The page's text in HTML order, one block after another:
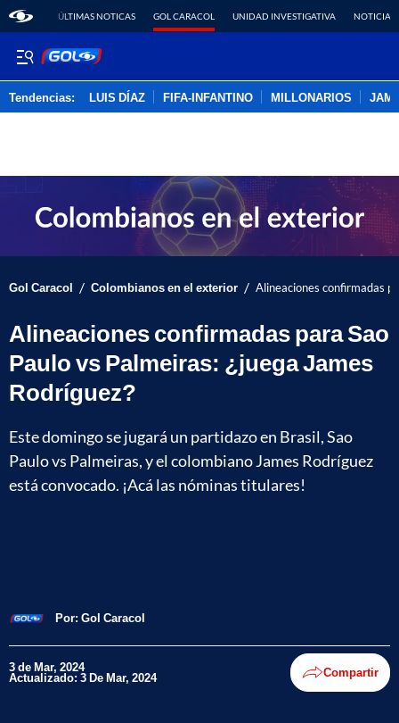
ÚLTIMAS NOTICAS GOL CARACOL UNIDAD INVESTIGATIVA NOTICIAS
Tendencias: LUIS DÍAZ FIFA-INFANTINO MILLONARIOS
Gol Caracol / Colombianos en el exterior / Alineaciones confirmadas
Alineaciones confirmadas para Sao
Paulo vs Palmeiras: ¿juega James
Rodríguez?
Este domingo se jugará un partidazo en Brasil, Sao
Paulo vs Palmeiras, y el colombiano James Rodríguez
está convocado. ¡Acá las nóminas titulares!
Por: Gol Caracol
3 de Mar, 2024
Actualizado: 3 De Mar, 2024 Compartir